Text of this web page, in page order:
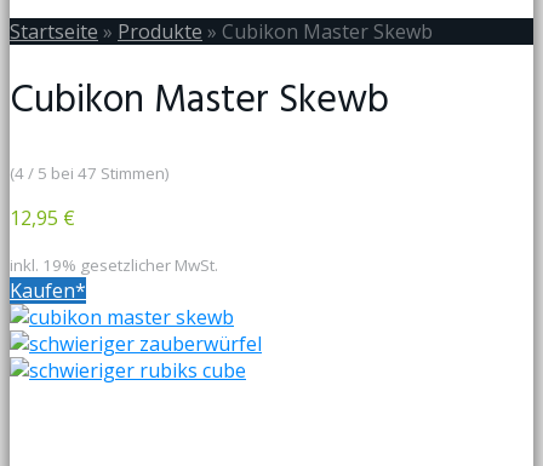
Startseite » Produkte » Cubikon Master Skewb
Cubikon Master Skewb
(4 / 5 bei 47 Stimmen)
12,95 €
inkl. 19% gesetzlicher MwSt.
Kaufen*